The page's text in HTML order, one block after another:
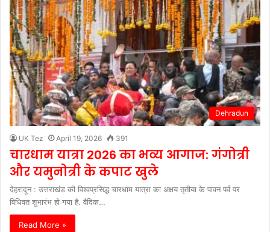
Dehradun
UK Tez April 19, 2026 391
चारधाम यात्रा 2026 का भव्य आगाज: गंगोत्री
और यमुनोत्री के कपाट खुले
देहरादून : उत्तराखंड की विश्वप्रसिद्ध चारधाम यात्रा का अक्षय तृतीया के पावन पर्व पर
विधिवत शुभारंभ हो गया है. वैदिक…
Read More »